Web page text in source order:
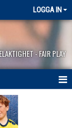
LOGGA IN
- FAIR PLAY